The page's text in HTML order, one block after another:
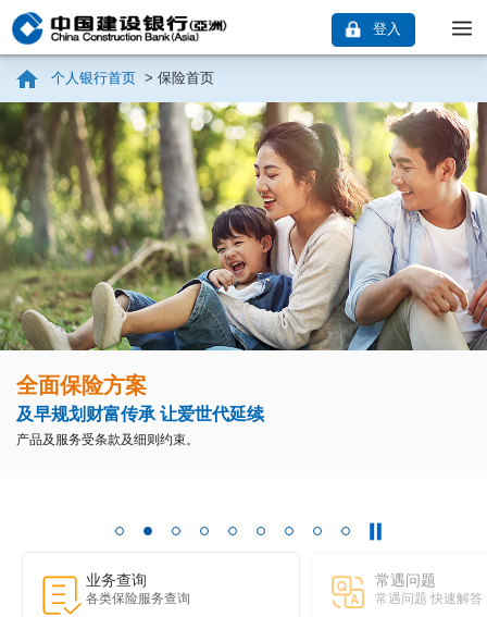
登入
个人银行首页 > 保险首页
全面保险方案
及早规划财富传承 让爱世代延续
产品及服务受条款及细则约束。
业务查询
各类保险服务查询
常遇问题
常遇问题 快速解答